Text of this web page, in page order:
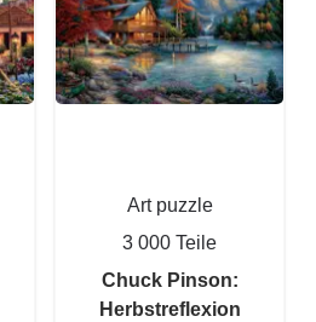
Art puzzle
3 000 Teile
Chuck Pinson:
Herbstreflexion